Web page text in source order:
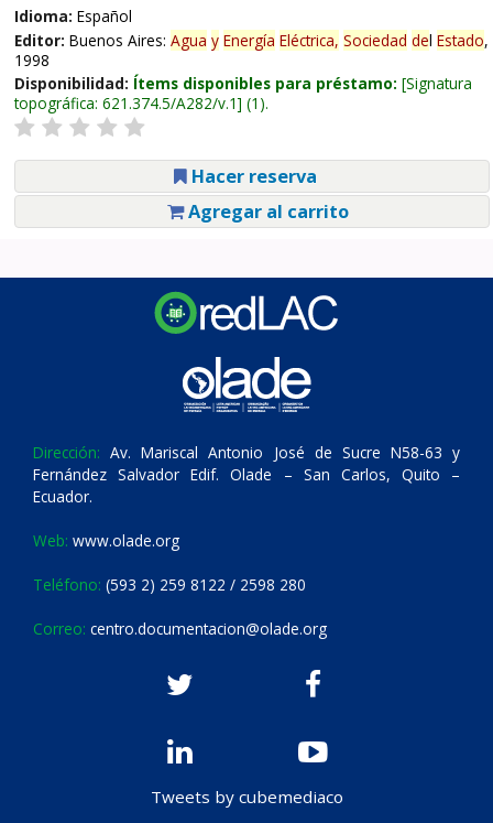
Idioma: Español
Editor: Buenos Aires: Agua y Energía Eléctrica, Sociedad del Estado,
1998
Disponibilidad: Ítems disponibles para préstamo: Signatura
topográfica: 621.374.5/A282/v.1 (1).
Hacer reserva
Agregar al carrito
Dirección: Av. Mariscal Antonio José de Sucre N58-63 y
Fernández Salvador Edif. Olade – San Carlos, Quito –
Ecuador.
Web: www.olade.org
Teléfono: (593 2) 259 8122 / 2598 280
Correo: centro.documentacion@olade.org
Tweets by cubemediaco